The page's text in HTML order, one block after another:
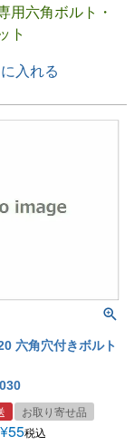
用六角ボルト・
ト
入れる
六角穴付きボルト
お取り寄せ品
¥55税込